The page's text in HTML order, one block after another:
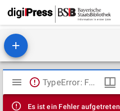
Mirador
Viewer
TypeError: Failed to fetch
Es ist ein Fehler aufgetreten